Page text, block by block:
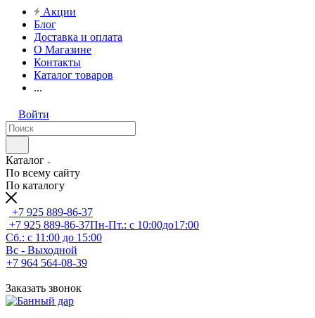
Акции
Блог
Доставка и оплата
О Магазине
Контакты
Каталог товаров
...
Войти
Каталог
По всему сайту
По каталогу
+7 925 889-86-37
+7 925 889-86-37Пн-Пт.: с 10:00до17:00
Сб.: с 11:00 до 15:00
Вс - Выходной
+7 964 564-08-39
Заказать звонок